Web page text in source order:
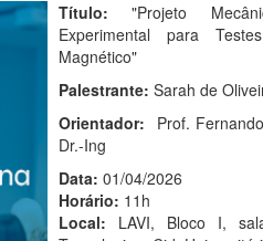
Título:"Projeto
Experimental para
Magnético"
Palestrante: Sarah de
Orientador: Prof.
Dr.-Ing
Data: 01/04/2026
Horário: 11h
Local: LAVI, Bloco I,